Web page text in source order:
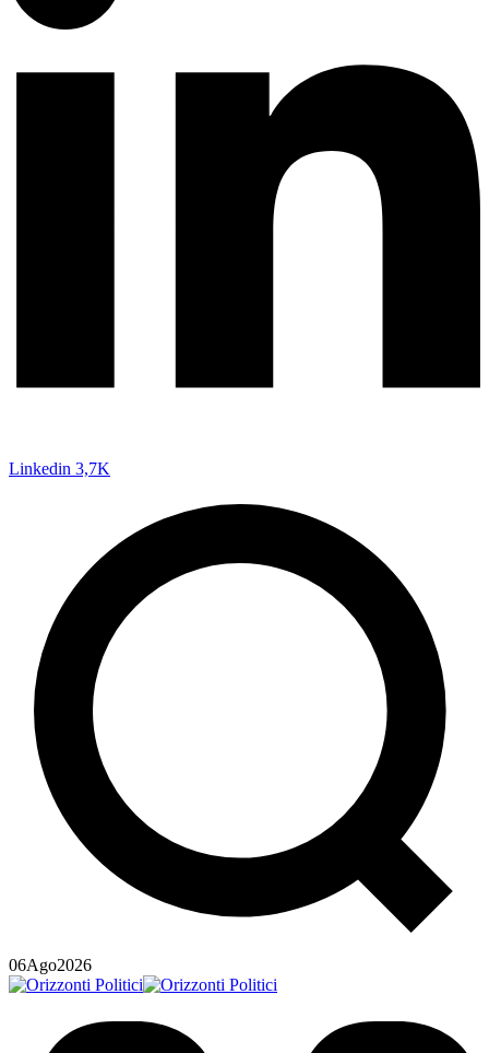
Linkedin 3,7K
06Ago2026